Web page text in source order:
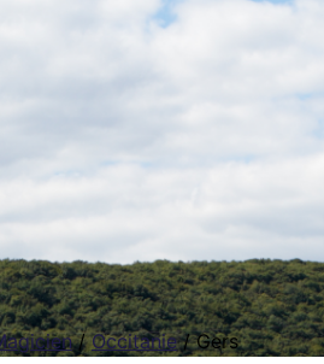
/ Occitanie / Gers